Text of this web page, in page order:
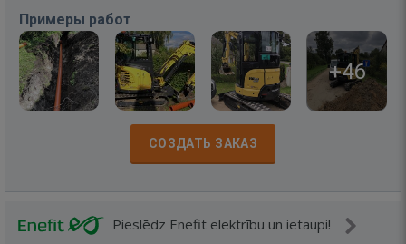
Примеры работ
+46
СОЗДАТЬ ЗАКАЗ
Pieslēdz Enefit elektrību un ietaupi!